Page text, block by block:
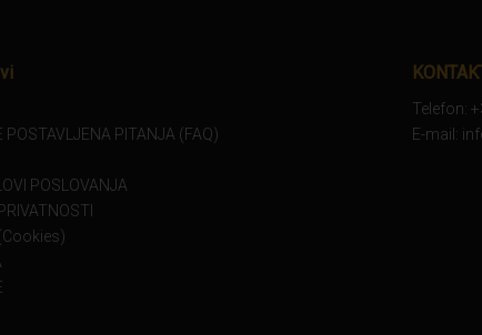
POSTAVLJENA PITANJA (FAQ)
POSLOVANJA
Telefon:
E-mail: